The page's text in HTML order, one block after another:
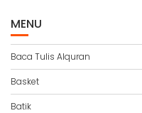
MENU
Baca Tulis Alquran
Basket
Batik